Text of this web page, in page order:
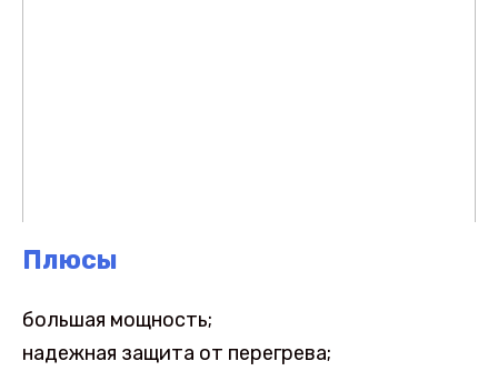
Плюсы
большая мощность;
надежная защита от перегрева;